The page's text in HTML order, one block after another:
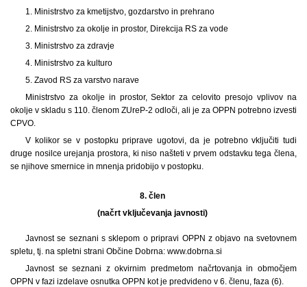
1. Ministrstvo za kmetijstvo, gozdarstvo in prehrano
2. Ministrstvo za okolje in prostor, Direkcija RS za vode
3. Ministrstvo za zdravje
4. Ministrstvo za kulturo
5. Zavod RS za varstvo narave
Ministrstvo za okolje in prostor, Sektor za celovito presojo vplivov na
okolje v skladu s 110. členom ZUreP-2 odloči, ali je za OPPN potrebno izvesti
CPVO.
V kolikor se v postopku priprave ugotovi, da je potrebno vključiti tudi
druge nosilce urejanja prostora, ki niso našteti v prvem odstavku tega člena,
se njihove smernice in mnenja pridobijo v postopku.
8. člen
(načrt vključevanja javnosti)
Javnost se seznani s sklepom o pripravi OPPN z objavo na svetovnem
spletu, tj. na spletni strani Občine Dobrna: www.dobrna.si
Javnost se seznani z okvirnim predmetom načrtovanja in območjem
OPPN v fazi izdelave osnutka OPPN kot je predvideno v 6. členu, faza (6).